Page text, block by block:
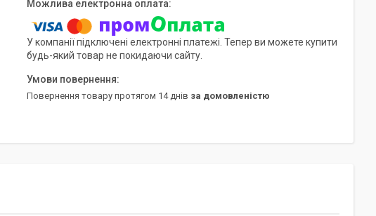
У компанії підключені електронні платежі. Тепер ви можете купити
будь-який товар не покидаючи сайту.
повернення товару протягом 14 днів за домовленістю